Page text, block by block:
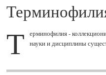
Т
ерминофилия -
науки и дисциплины